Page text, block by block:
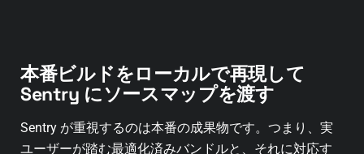
本番ビルドをローカルで再現して
Sentry にソースマップを渡す
Sentry が重視するのは本番の成果物です。つまり、実
ユーザーが踏む最適化済みバンドルと、それに対応す